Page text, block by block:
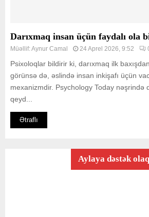
Darıxmaq insan üçün faydalı ola
Müəllif:Aynur Camal 24 Aprel 2026, 9:52
Psixoloqlar bildirir ki, darıxmaq ilk
görünsə də, əslində insan inkişafı üçün
mexanizmdir. Psychology Today nəşrində
qeyd...
Ətraflı
Aylaya dəstək